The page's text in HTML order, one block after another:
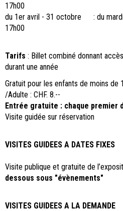
17h00
du 1er avril - 31 octobre : du mardi
17h00
Tarifs : Billet combiné donnant
durant une année
Gratuit pour les enfants de moins de
/Adulte : CHF. 8.--
Entrée gratuite : chaque premier
Visite guidée sur réservation
VISITES GUIDEES A DATES FIXES
Visite publique et gratuite de
dessous sous "évènements"
VISITES GUIDEES A LA DEMANDE